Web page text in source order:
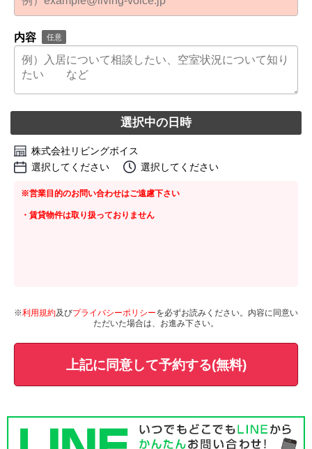
内容 任意
選択中の日時
株式会社リビングボイス
選択してください
選択してください
※営業目的のお問い合わせはご遠慮下さい
・賃貸物件は取り扱っておりません
※利用規約及びプライバシーポリシーを必ずお読みください。内容に同意い
ただいた場合は、お進み下さい。
上記に同意して予約する(無料)